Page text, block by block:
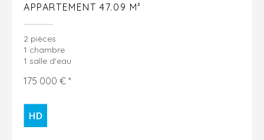
APPARTEMENT 47.09 M²
2 pièces
1 chambre
1 salle d'eau
175 000 € *